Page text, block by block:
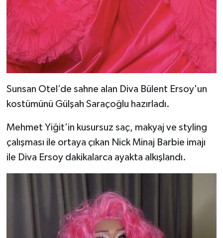
Sunsan Otel’de sahne alan Diva Bülent Ersoy'un
kostümünü Gülşah Saraçoğlu hazırladı.
Mehmet Yiğit’in kusursuz saç, makyaj ve styling
çalışması ile ortaya çıkan Nick Minaj Barbie imajı
ile Diva Ersoy dakikalarca ayakta alkışlandı.